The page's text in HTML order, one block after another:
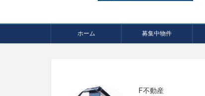
ホーム 募集中物件
F不動産